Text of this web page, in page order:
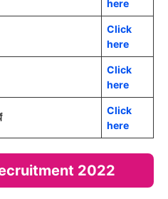
here
Click
here
Click
here
Click
here
2022